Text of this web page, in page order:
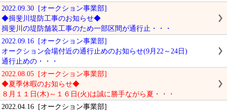
2022.09.30 [オークション事業部]
◆揖斐川堤防工事のお知らせ◆
揖斐川の堤防舗装工事のため一部区間が通行止・・・
2022.09.16 [オークション事業部]
オークション会場付近の通行止めのお知らせ(9月22～24日)
通行止めの・・・
2022.08.05 [オークション事業部]
◆夏季休暇のお知らせ◆
８月１１日(木)～１６日(火)は誠に勝手ながら夏・・・
2022.04.16 [オークション事業部]